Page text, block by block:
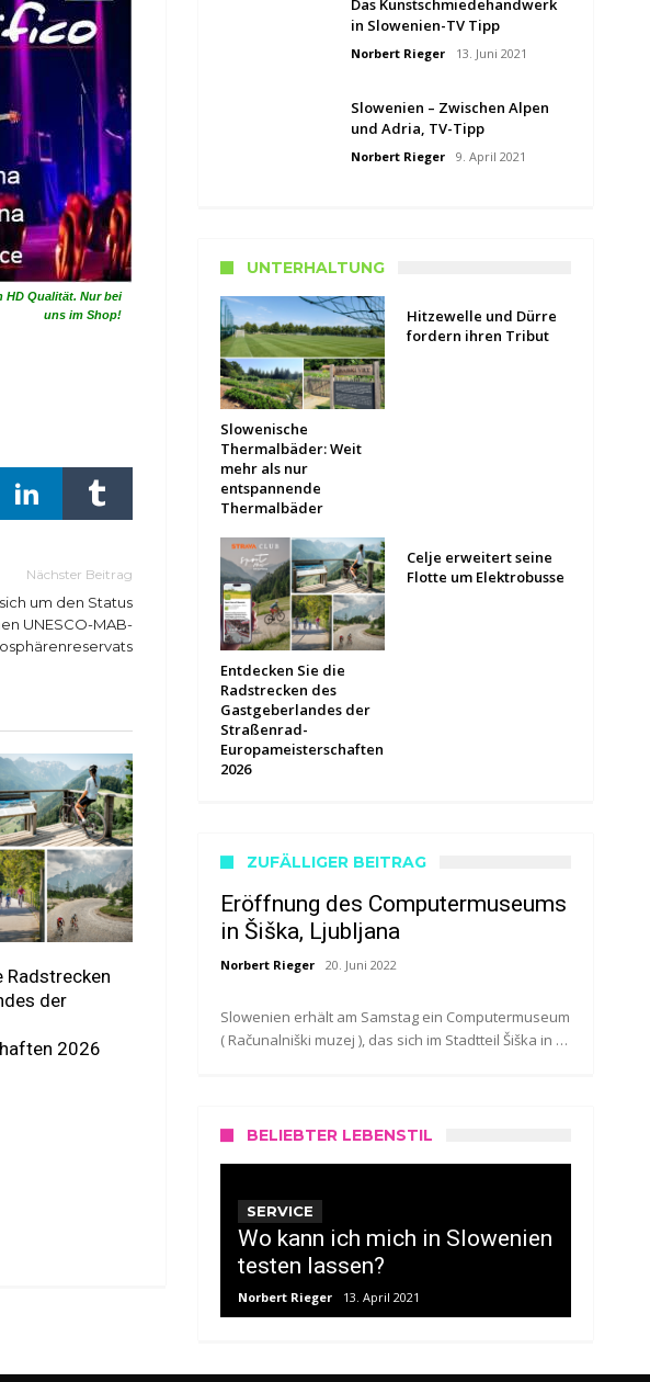
HD Qualität. Nur bei
uns im Shop!
Nächster Beitrag
um den Status
UNESCO-MAB-
Radstrecken
der
2026
Das Kunstschmiedehandwerk
in Slowenien-TV Tipp
Norbert Rieger 13. Juni 2021
Slowenien – Zwischen Alpen
und Adria, TV-Tipp
Norbert Rieger 9. April 2021
UNTERHALTUNG
Slowenische
Thermalbäder: Weit
mehr als nur
entspannende
Thermalbäder
Hitzewelle und Dürre
fordern ihren Tribut
Entdecken Sie die
Radstrecken des
Gastgeberlandes der
Straßenrad-
Europameisterschaften
2026
Celje erweitert seine
Flotte um Elektrobusse
ZUFÄLLIGER BEITRAG
Eröffnung des Computermuseums
in Šiška, Ljubljana
Norbert Rieger 20. Juni 2022
Slowenien erhält am Samstag ein Computermuseum
( Računalniški muzej ), das sich im Stadtteil Šiška in …
BELIEBTER LEBENSTIL
SERVICE
Wo kann ich mich in Slowenien
testen lassen?
Norbert Rieger 13. April 2021